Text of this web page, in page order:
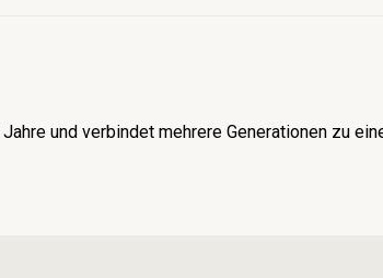
und verbindet mehrere Generationen zu